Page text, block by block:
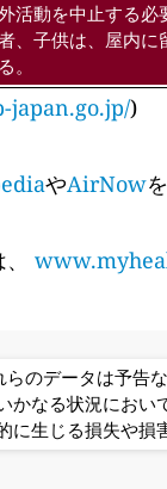
活動を中止する
、子供は、屋内
。
japan.go.jp/)
やAirNow
のデータは予告
かなる状況におい
生じる損失や損